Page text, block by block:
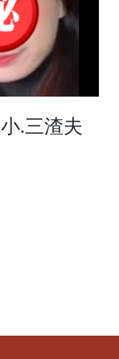
.三渣夫